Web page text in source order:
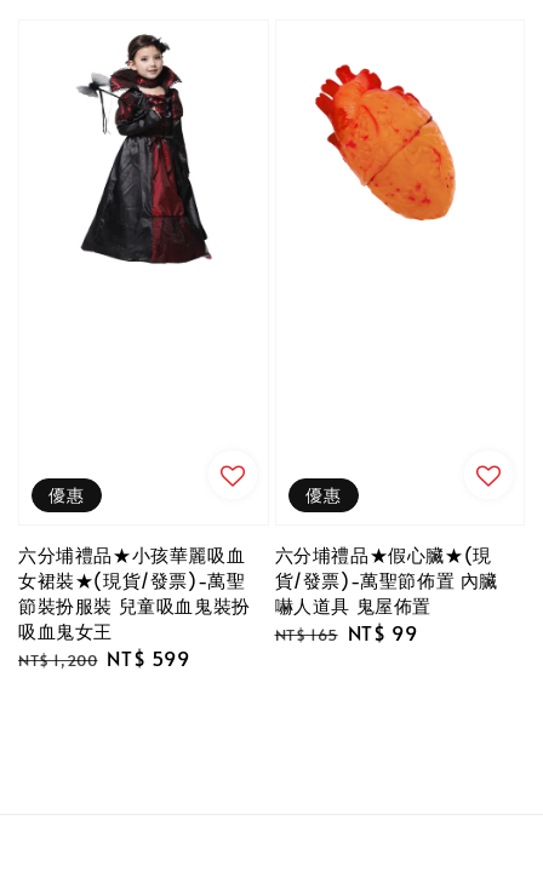
優惠
六分埔禮品★小孩華麗吸血
女裙裝★(現貨/發票)-萬聖
節裝扮服裝 兒童吸血鬼裝扮
吸血鬼女王
Regular
NT$ 1,200 Sale
NT$ 599
優惠
六分埔禮品★假心臟★(現
貨/發票)-萬聖節佈置 內臟
嚇人道具 鬼屋佈置
Regular
NT$ 165 Sale
NT$ 99